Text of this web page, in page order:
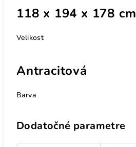
118 x 194 x 178 cm
Velikost
Antracitová
Barva
Dodatočné parametre